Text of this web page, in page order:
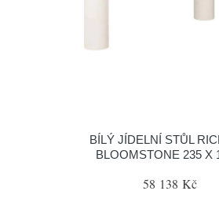
BÍLÝ JÍDELNÍ STŮL
BLOOMSTONE 235 X
58 138 Kč